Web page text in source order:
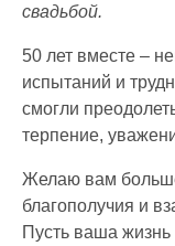
свадьбой.
50 лет вместе –
испытаний и
смогли
терпение,
Желаю вам
благополучия и
Пусть ваша